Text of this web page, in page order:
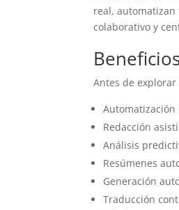
real,
colaborativo y
Antes de
Automatización
Redacción
Análisis
Resúmenes
Generación
Traducción